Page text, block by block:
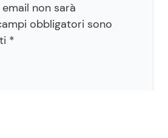
non sarà
obbligatori sono
*